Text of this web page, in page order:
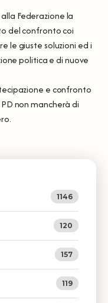
Federazione la
del confronto coi
le giuste soluzioni ed i
politica e di nuove
e confronto
non mancherà di
1146
120
157
119